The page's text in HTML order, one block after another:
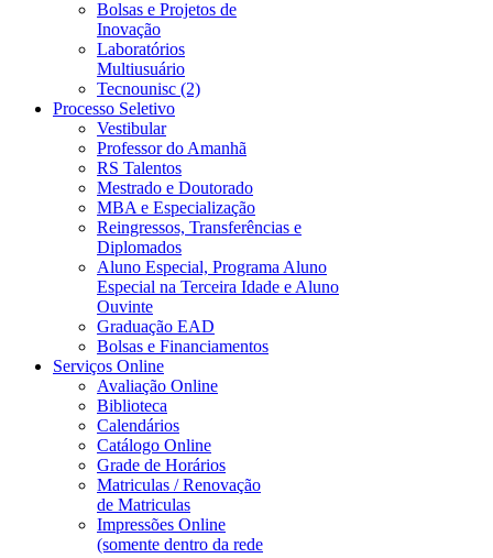
Bolsas e Projetos de
Inovação
Laboratórios
Multiusuário
Tecnounisc (2)
Processo Seletivo
Vestibular
Professor do Amanhã
RS Talentos
Mestrado e Doutorado
MBA e Especialização
Reingressos, Transferências e
Diplomados
Aluno Especial, Programa Aluno
Especial na Terceira Idade e Aluno
Ouvinte
Graduação EAD
Bolsas e Financiamentos
Serviços Online
Avaliação Online
Biblioteca
Calendários
Catálogo Online
Grade de Horários
Matriculas / Renovação
de Matriculas
Impressões Online
(somente dentro da rede